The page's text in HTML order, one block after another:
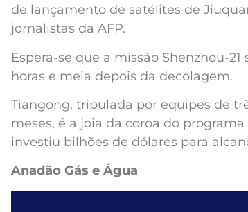
de lançamento de satélites de
jornalistas da AFP.
Espera-se que a missão Shenzhou-
horas e meia depois da decolagem.
Tiangong, tripulada por equipes de
meses, é a joia da coroa do
investiu bilhões de dólares para
Anadão Gás e Água